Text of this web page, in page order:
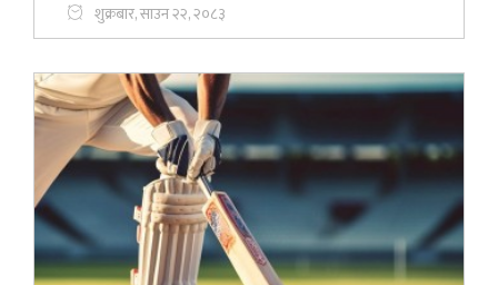
शुक्रबार, साउन २२, २०८३